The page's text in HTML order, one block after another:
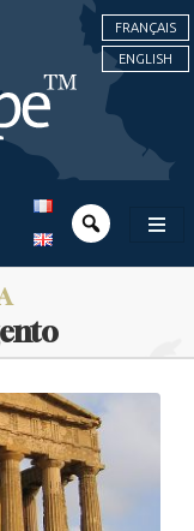
FRANÇAIS
ENGLISH